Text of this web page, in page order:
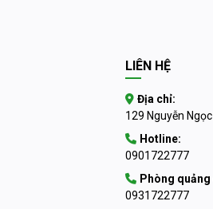
LIÊN HỆ
Địa chỉ:
129 Nguyễn
Hotline:
0901722777
Phòng quảng
0931722777